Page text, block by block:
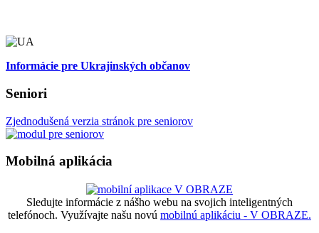
Informácie pre Ukrajinských občanov
Seniori
Zjednodušená verzia stránok pre seniorov
Mobilná aplikácia
Sledujte informácie z nášho webu na svojich inteligentných
telefónoch. Využívajte našu novú mobilnú aplikáciu - V OBRAZE.